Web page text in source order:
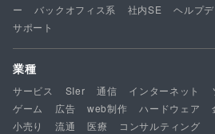
ー
バックオフィス系 社内SE ヘルプ
サポート
業種
サービス SIer 通信 インターネット
ゲーム
広告 web制作 ハードウェア
小売り
流通 医療 コンサルティング